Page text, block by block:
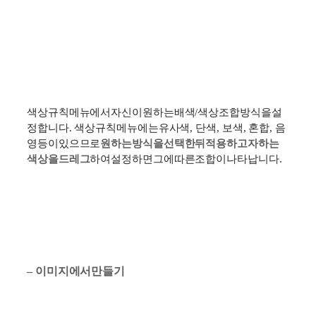
색상규칙메뉴에서 자신이 원하는배색/색상조합방식을설
정합니다.색상규칙메뉴에는유사색, 단색, 보색, 혼합, 음
영등이 있으므로원하는방식을선택한뒤 적용하고자하는
색상을드레그하여 설정하면 그에 따른조합이 나타납니다.
– 이미지에서 만들기